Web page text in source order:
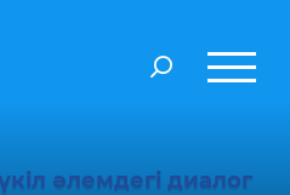
әлемдегі диалог